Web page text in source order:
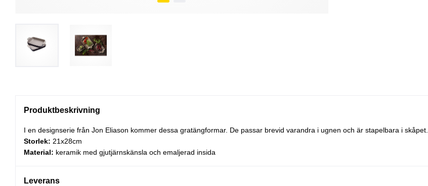
Produktbeskrivning
I en designserie från Jon Eliason kommer dessa gratängformar. De passar brevid varandra i ugnen och är stapelbara i skåpet.
Storlek: 21x28cm
Material: keramik med gjutjärnskänsla och emaljerad insida
Leverans